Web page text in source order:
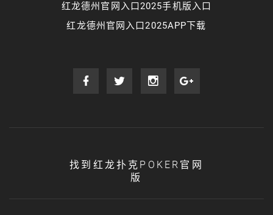
红龙德州官网入口2025手机版入口
红龙德州官网入口2025APP下载
找到红龙扑克POKER官网
版